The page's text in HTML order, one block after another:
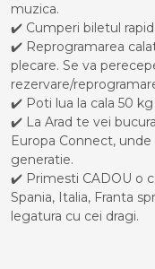
muzica.
✔️ Cumperi biletul
✔️ Reprogramarea
plecare. Se va
rezervare/
✔️ Poti lua la cala 50 kg
✔️ La Arad te vei
Europa Connect,
generatie.
✔️ Primesti CADOU o
Spania, Italia, Franta
legatura cu cei dragi.